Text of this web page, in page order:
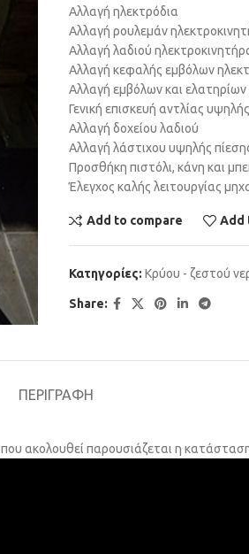
Αλλαγή ηλεκτρόδια
Αλλαγή ρουλεμάν
Αλλαγή λαδιού
Αλλαγή κεφαλής εμβόλων
Αλλαγή εμβόλων και
Γενική επισκευή αντλίας
Αλλαγή δοχείου λαδιού
Αλλαγή λάστιχου υψηλής
Προσθήκη πιστόλι, κάνη και
Έλεγχος καλής λειτουργίας
Add to compare Add
Κατηγορίες: Κρύου - ζεστού
Share:
ΠΕΡΙΓΡΑΦΉ
ακολουθεί παρουσιάζεται η